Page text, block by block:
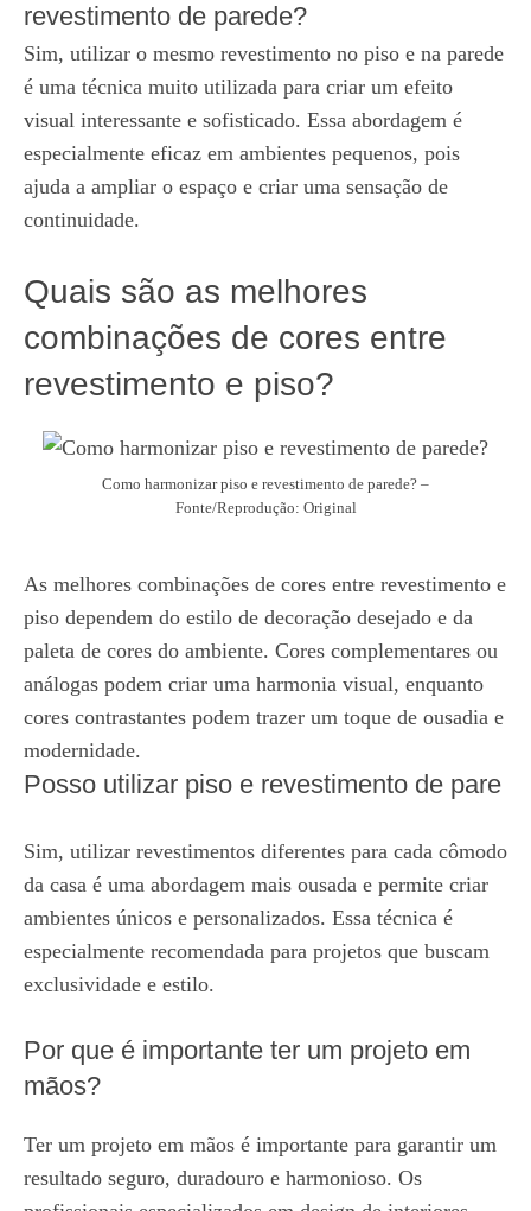
revestimento de parede?
Sim, utilizar o mesmo revestimento no piso e na parede
é uma técnica muito utilizada para criar um efeito
visual interessante e sofisticado. Essa abordagem é
especialmente eficaz em ambientes pequenos, pois
ajuda a ampliar o espaço e criar uma sensação de
continuidade.
Quais são as melhores
combinações de cores entre
revestimento e piso?
Como harmonizar piso e revestimento de parede? –
Fonte/Reprodução: Original
As melhores combinações de cores entre revestimento e
piso dependem do estilo de decoração desejado e da
paleta de cores do ambiente. Cores complementares ou
análogas podem criar uma harmonia visual, enquanto
cores contrastantes podem trazer um toque de ousadia e
modernidade.
Posso utilizar piso e revestimento de pare
Sim, utilizar revestimentos diferentes para cada cômodo
da casa é uma abordagem mais ousada e permite criar
ambientes únicos e personalizados. Essa técnica é
especialmente recomendada para projetos que buscam
exclusividade e estilo.
Por que é importante ter um projeto em
mãos?
Ter um projeto em mãos é importante para garantir um
resultado seguro, duradouro e harmonioso. Os